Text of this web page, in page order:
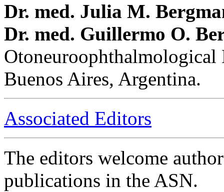
Dr. med. Julia M.
Dr. med. Guillermo O.
Buenos Aires, Argentina.
Associated Editors
The editors welcome
publications in the ASN.